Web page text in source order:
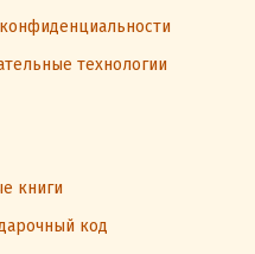
технологии
книги
код